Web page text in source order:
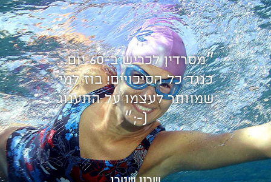
״מסרדין לכריש ב-60 יום...
כנגד כל הסיכויים! בוז למי
שמוותר לעצמו על התענוג
(-;״